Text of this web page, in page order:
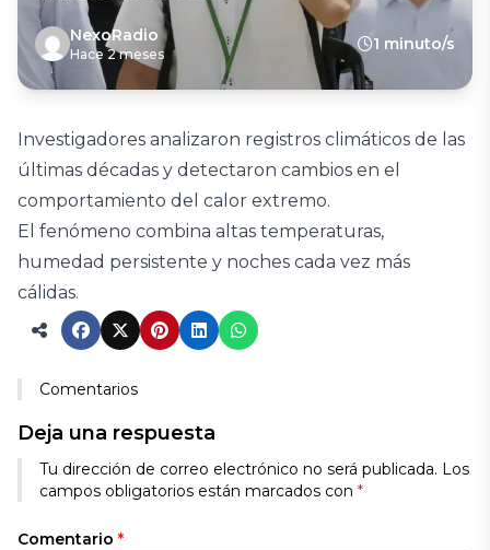
NexoRadio
Hace 2 meses
1 minuto/s
Investigadores analizaron registros climáticos de las
últimas décadas y detectaron cambios en el
comportamiento del calor extremo.
El fenómeno combina altas temperaturas,
humedad persistente y noches cada vez más
cálidas.
Comentarios
Deja una respuesta
Tu dirección de correo electrónico no será publicada. Los
campos obligatorios están marcados con *
Comentario *